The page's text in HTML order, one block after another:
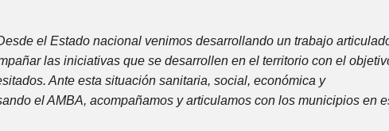
el Estado nacional venimos desarrollando un trabajo
las iniciativas que se desarrollen en el territorio con el
Ante esta situación sanitaria, social, económica y
el AMBA, acompañamos y articulamos con los municipios en